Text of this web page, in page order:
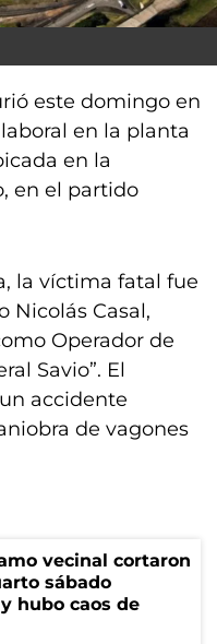
este domingo en
en la planta
en la
en el partido
la víctima fatal fue
Nicolás Casal,
Operador de
Savio”. El
accidente
de vagones
vecinal cortaron
sábado
hubo caos de